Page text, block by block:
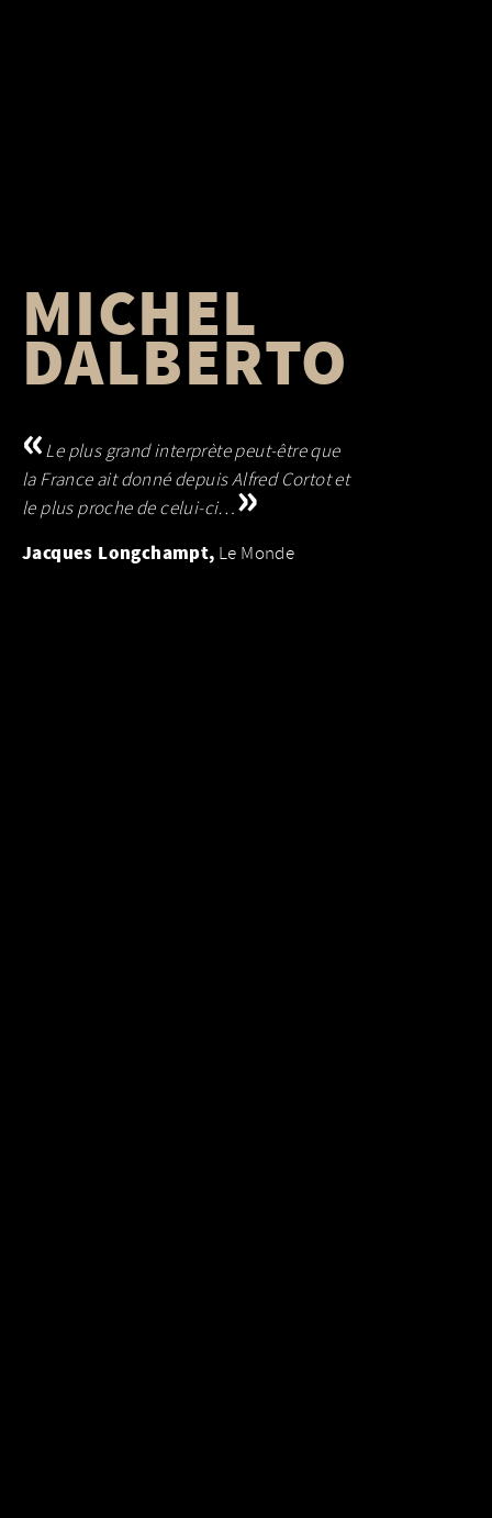
MICHEL
DALBERTO
Le plus grand interprète peut-être que
la France ait donné depuis Alfred Cortot et
le plus proche de celui-ci…
Jacques Longchampt, Le Monde